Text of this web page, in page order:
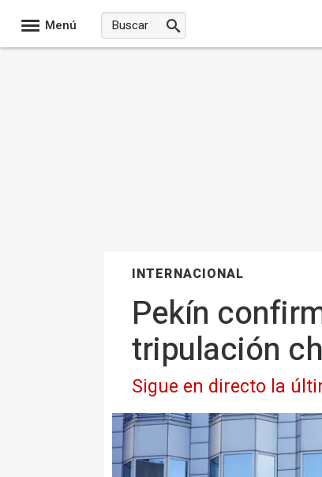
Menú
INTERNACIONAL
Pekín
tripulación
Sigue en directo la